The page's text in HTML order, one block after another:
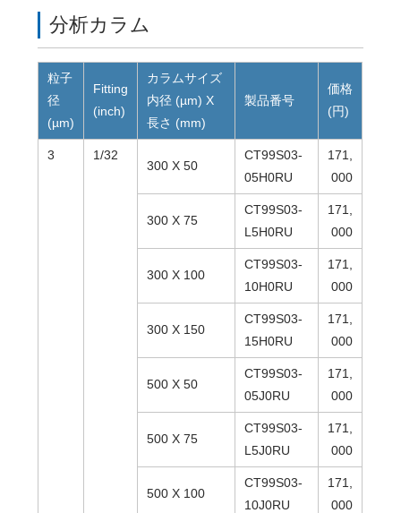
分析カラム
粒子
径
(µm)
Fitting
(inch)
カラムサイズ
内径 (µm) X
長さ (mm)
製品番号
価格
(円)
3 1/32
300 X 50
CT99S03-
05H0RU
171,
000
300 X 75
CT99S03-
L5H0RU
171,
000
300 X 100
CT99S03-
10H0RU
171,
000
300 X 150
CT99S03-
15H0RU
171,
000
500 X 50
CT99S03-
05J0RU
171,
000
500 X 75
CT99S03-
L5J0RU
171,
000
500 X 100
CT99S03-
10J0RU
171,
000